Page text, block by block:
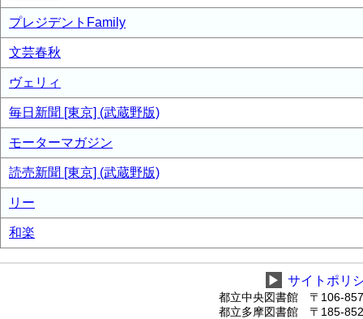
プレジデントFamily
文芸春秋
ヴェリィ
毎日新聞 [東京] (武蔵野版)
モーターマガジン
読売新聞 [東京] (武蔵野版)
リー
和楽
▶ サイトポリ
都立中央図書館 〒106-
都立多摩図書館 〒185-